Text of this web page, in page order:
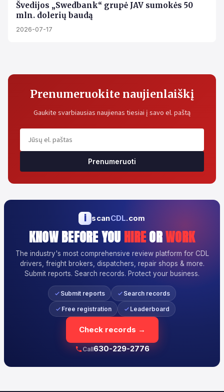
Švedijos „Swedbank“ grupė JAV sumokės 50
mln. dolerių baudą
2026-07-17
Prenumeruokite naujienlaiškį
Gaukite svarbiausias naujienas tiesiai į savo el. paštą
Prenumeruoti
i scanCDL.com
KNOW BEFORE YOU HIREORWORK
The industry's most comprehensive review platform for CDL
drivers, freight brokers, dispatchers, repair shops & more.
Submit reports. Search records. Protect your business.
Submit reports Search records
Free registration Leaderboard
Check records →
Call630-229-2776